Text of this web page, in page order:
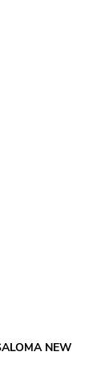
NEW